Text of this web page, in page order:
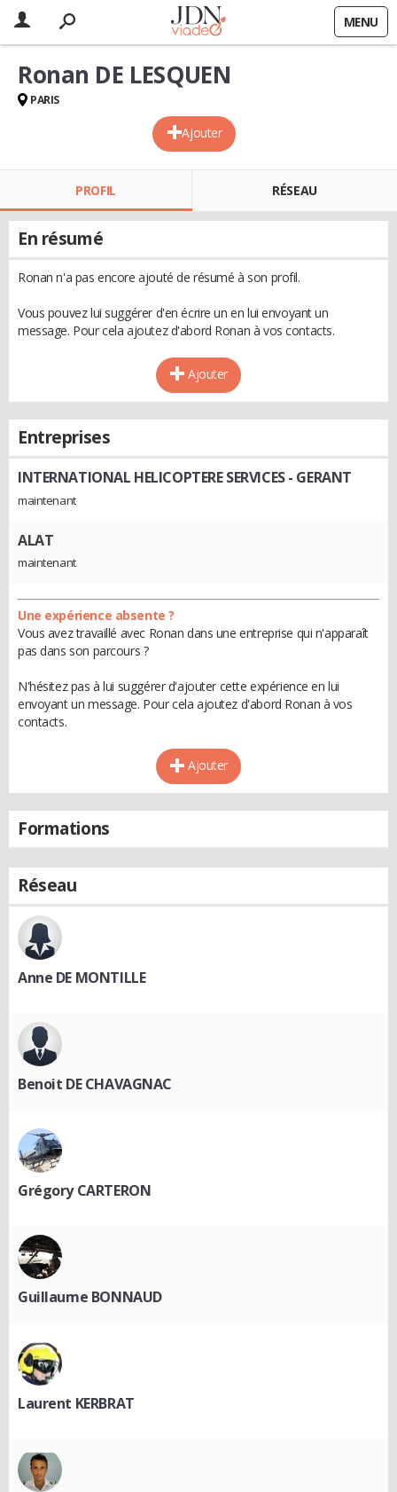
MENU
Ajouter
Ronan DE LESQUEN
PARIS
PROFIL RÉSEAU
En résumé
Ronan n'a pas encore ajouté de résumé à son profil.
Vous pouvez lui suggérer d'en écrire un en lui envoyant un
message. Pour cela ajoutez d'abord Ronan à vos contacts.
Ajouter
Entreprises
INTERNATIONAL HELICOPTERE SERVICES- GERANT
maintenant
ALAT
maintenant
Une expérience absente ?
Vous avez travaillé avec Ronan dans une entreprise qui n'apparaît
pas dans son parcours ?
N'hésitez pas à lui suggérer d'ajouter cette expérience en lui
envoyant un message. Pour cela ajoutez d'abord Ronan à vos
contacts.
Ajouter
Formations
Réseau
Anne DE MONTILLE
Benoit DE CHAVAGNAC
Grégory CARTERON
Guillaume BONNAUD
Laurent KERBRAT